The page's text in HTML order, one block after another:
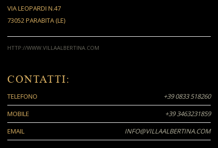
VIA LEOPARDI N.47
73052 PARABITA (LE)
HTTP://WWW.VILLAALBERTINA.COM
CONTATTI:
TELEFONO
+39 0833 518260
MOBILE
+39 3463231859
EMAIL
INFO@VILLAALBERTINA.COM